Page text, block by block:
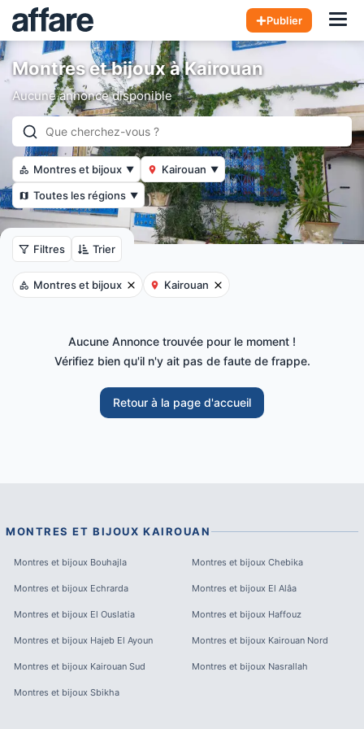
Publier
Montres et bijoux à Kairouan
Aucune annonce disponible
Montres et bijoux ▼ Kairouan ▼
Toutes les régions ▼
Filtres Trier
Montres et bijoux Kairouan
Aucune Annonce trouvée pour le moment !
Vérifiez bien qu'il n'y ait pas de faute de frappe.
Retour à la page d'accueil
MONTRES ET BIJOUX KAIROUAN
Montres et bijoux Bouhajla Montres et bijoux Chebika
Montres et bijoux Echrarda Montres et bijoux El Alâa
Montres et bijoux El Ouslatia Montres et bijoux Haffouz
Montres et bijoux Hajeb El Ayoun Montres et bijoux Kairouan Nord
Montres et bijoux Kairouan Sud Montres et bijoux Nasrallah
Montres et bijoux Sbikha